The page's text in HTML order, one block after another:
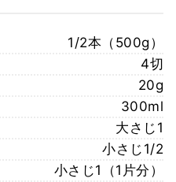
1/2本（500g）
4切
20g
300ml
大さじ1
小さじ1/2
小さじ1（1片分）